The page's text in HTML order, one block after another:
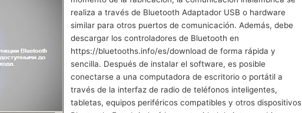
realiza a través de Bluetooth Adaptador USB o hardware
similar para otros puertos de comunicación. Además, debe
descargar los controladores de Bluetooth en
https://bluetooths.info/es/download de forma rápida y
sencilla. Después de instalar el software, es posible
conectarse a una computadora de escritorio o portátil a
través de la interfaz de radio de teléfonos inteligentes,
tabletas, equipos periféricos compatibles y otros dispositivos